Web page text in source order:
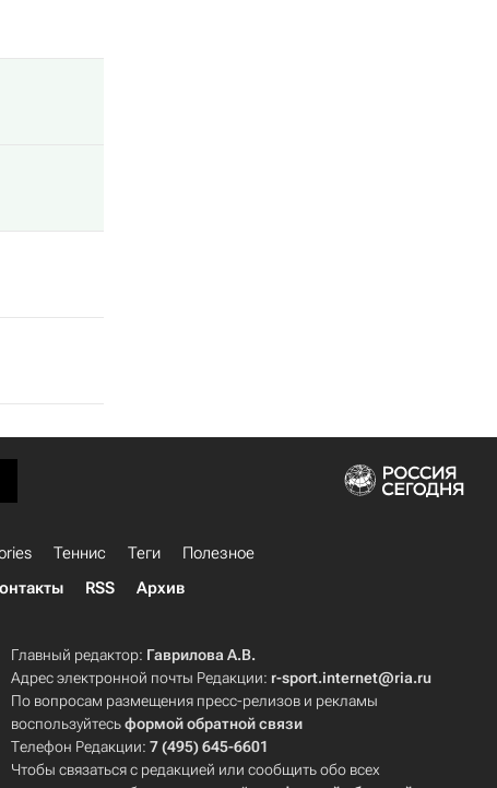
Теннис Теги
Полезное
RSS Архив
Главный редактор: Гаврилова А.В.
Адрес электронной почты Редакции: r-sport.internet@ria.ru
По вопросам размещения пресс-релизов и рекламы
воспользуйтесьформой обратной связи
Телефон Редакции:7 (495) 645-6601
Чтобы связаться с редакцией или сообщить обо всех